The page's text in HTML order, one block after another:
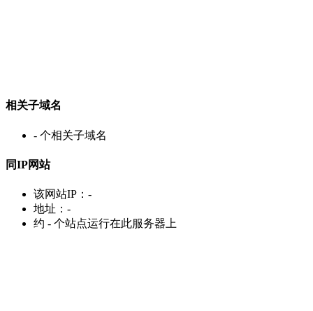
相关子域名
- 个相关子域名
同IP网站
该网站IP： -
地址： -
约 - 个站点运行在此服务器上